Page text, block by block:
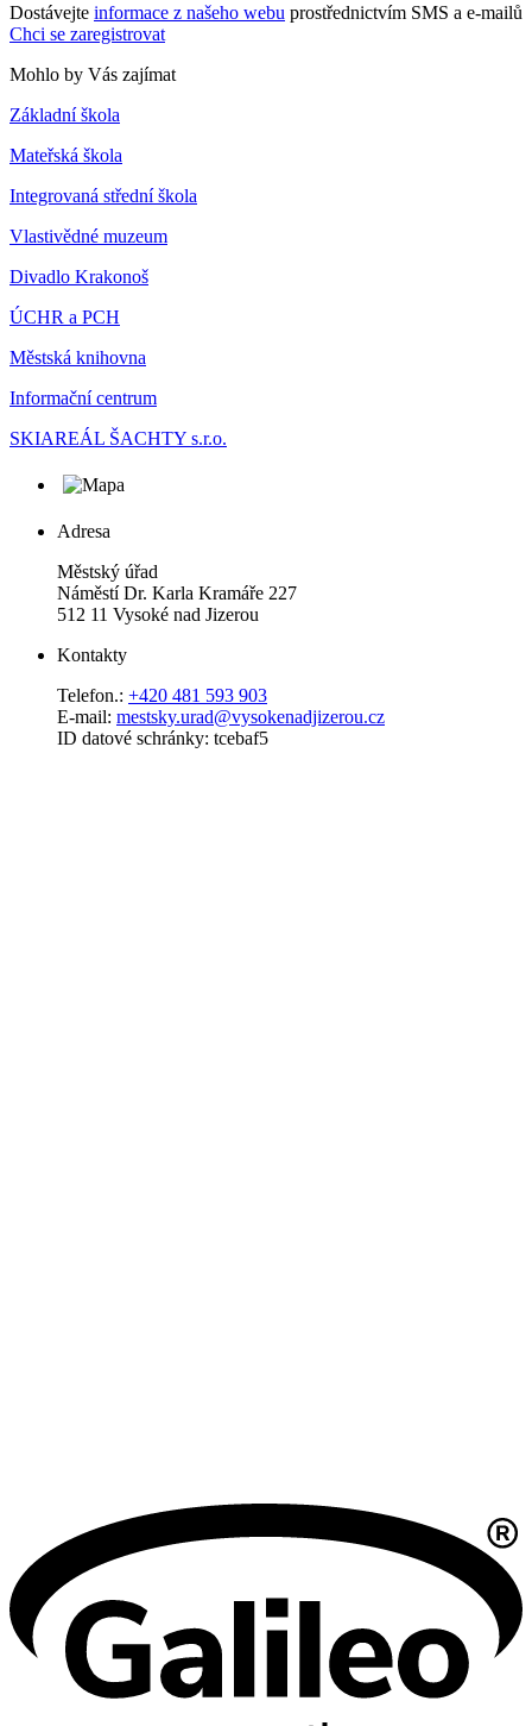
Dostávejte informace z našeho webu prostřednictvím SMS a e-mailů
Chci se zaregistrovat
Mohlo by Vás zajímat
Základní škola
Mateřská škola
Integrovaná střední škola
Vlastivědné muzeum
Divadlo Krakonoš
ÚCHR a PCH
Městská knihovna
Informační centrum
SKIAREÁL ŠACHTY s.r.o.
Adresa
Městský úřad
Náměstí Dr. Karla Kramáře 227
512 11 Vysoké nad Jizerou
Kontakty
Telefon.: +420 481 593 903
E-mail: mestsky.urad@vysokenadjizerou.cz
ID datové schránky: tcebaf5